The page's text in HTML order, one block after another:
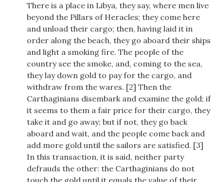
There is a place in Libya, they say, where men live
beyond the Pillars of Heracles; they come here
and unload their cargo; then, having laid it in
order along the beach, they go aboard their ships
and light a smoking fire. The people of the
country see the smoke, and, coming to the sea,
they lay down gold to pay for the cargo, and
withdraw from the wares. [2] Then the
Carthaginians disembark and examine the gold; if
it seems to them a fair price for their cargo, they
take it and go away; but if not, they go back
aboard and wait, and the people come back and
add more gold until the sailors are satisfied. [3]
In this transaction, it is said, neither party
defrauds the other: the Carthaginians do not
touch the gold until it equals the value of their